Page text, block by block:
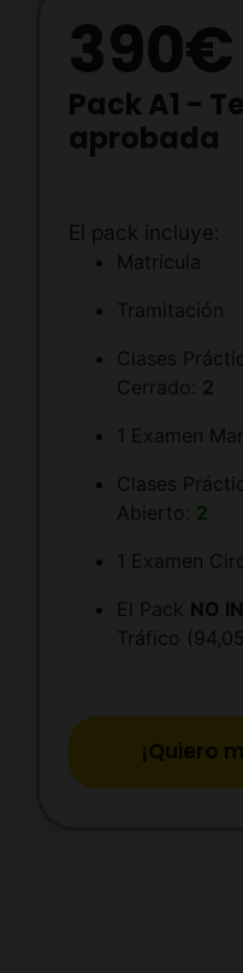
390€
Pack A1 -
aprobada
El pack incluye:
Matrícula
Tramitación
Clases
Cerrado: 2
1 Examen
Clases
Abierto: 2
1 Examen
El Pack NO
Tráfico
¡Quiero